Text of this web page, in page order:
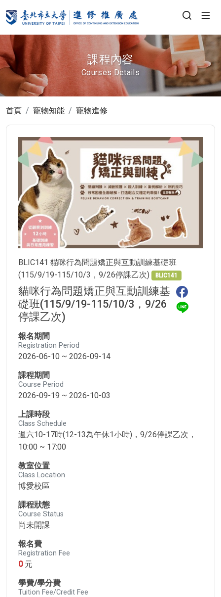
課程內容
Courses Details
首頁 寵物知能 寵物進修
BLIC141 貓咪行為問題矯正與互動訓練基礎班
(115/9/19-115/10/3，9/26停課乙次)
BLIC141
貓咪行為問題矯正與互動訓練基
礎班(115/9/19-115/10/3，9/26
停課乙次)
報名期間
Registration Period
2026-06-10 ~ 2026-09-14
課程期間
Course Period
2026-09-19 ~ 2026-10-03
上課時段
Class Schedule
週六10-17時(12-13為午休1小時)，9/26停課乙次，
10:00 ~ 17:00
教室位置
Class Location
博愛校區
課程狀態
Course Status
尚未開課
報名費
Registration Fee
0 元
學費/學分費
Tuition Fee/Credit Fee